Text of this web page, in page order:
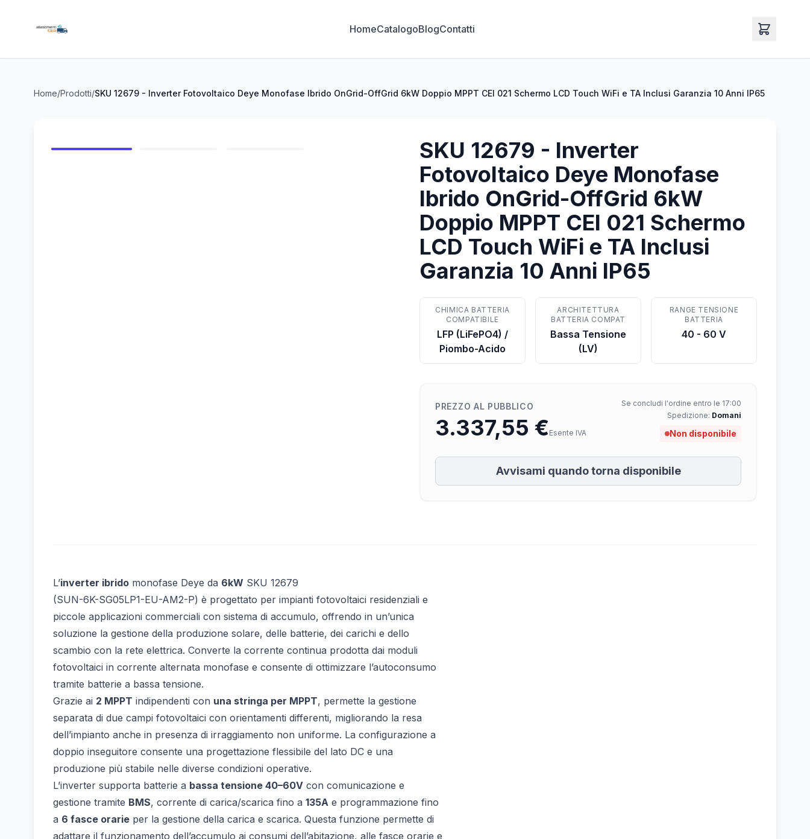
HomeCatalogoBlogContatti
Home/Prodotti/SKU 12679 - Inverter Fotovoltaico Deye Monofase Ibrido OnGrid-OffGrid 6kW Doppio MPPT CEI 021 Schermo LCD Touch WiFi e TA Inclusi Garanzia 10 Anni IP65
SKU 12679 - Inverter
Fotovoltaico Deye Monofase
Ibrido OnGrid-OffGrid 6kW
Doppio MPPT CEI 021 Schermo
LCD Touch WiFi e TA Inclusi
Garanzia 10 Anni IP65
CHIMICA BATTERIA
COMPATIBILE
LFP (LiFePO4) /
Piombo-Acido
ARCHITETTURA
BATTERIA COMPAT
Bassa Tensione
(LV)
RANGE TENSIONE
BATTERIA
40 - 60 V
PREZZO AL PUBBLICO
3.337,55 €Esente IVA
Se concludi l'ordine entro le 17:00
Spedizione: Domani
Non disponibile
Avvisami quando torna disponibile
L’inverter ibrido monofase Deye da 6kW SKU 12679
(SUN-6K-SG05LP1-EU-AM2-P) è progettato per impianti fotovoltaici residenziali e
piccole applicazioni commerciali con sistema di accumulo, offrendo in un’unica
soluzione la gestione della produzione solare, delle batterie, dei carichi e dello
scambio con la rete elettrica. Converte la corrente continua prodotta dai moduli
fotovoltaici in corrente alternata monofase e consente di ottimizzare l’autoconsumo
tramite batterie a bassa tensione.
Grazie ai 2 MPPT indipendenti con una stringa per MPPT, permette la gestione
separata di due campi fotovoltaici con orientamenti differenti, migliorando la resa
dell’impianto anche in presenza di irraggiamento non uniforme. La configurazione a
doppio inseguitore consente una progettazione flessibile del lato DC e una
produzione più stabile nelle diverse condizioni operative.
L’inverter supporta batterie a bassa tensione 40–60V con comunicazione e
gestione tramite BMS, corrente di carica/scarica fino a 135A e programmazione fino
a 6 fasce orarie per la gestione della carica e scarica. Questa funzione permette di
adattare il funzionamento dell’accumulo ai consumi dell’abitazione, alle fasce orarie e